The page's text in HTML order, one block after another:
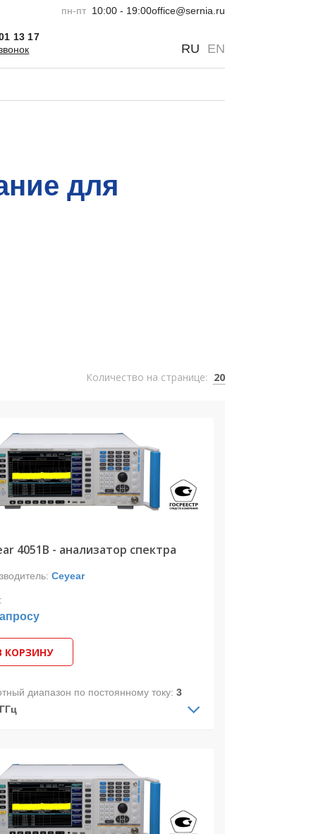
пн-пт 10:00 - 19:00office@sernia.ru
13 17
RU EN
для
Количество на странице: 20
4051B - анализатор спектра
Ceyear
КОРЗИНУ
диапазон по постоянному току:3
спектра 4051B предназначен
телекоммуникационных и
сигналов и позволяет
сигналы в диапазоне частот